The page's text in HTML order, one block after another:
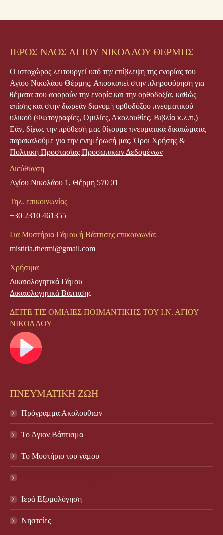
ΙΕΡΟΣ ΝΑΟΣ ΑΓΙΟΥ ΝΙΚΟΛΑΟΥ ΘΕΡΜΗΣ
Ο ιστοχώρος λειτουργεί υπό την επίβλεψη της ενορίας του
Αγίου Νικολάου Θέρμης. Αποσκοπεί στην πληροφόρηση για
θέματα που αφορούν την ενορία και την ορθοδοξία, καθώς
επίσης και στην δωρεάν διανομή ορθοδόξου πνευματικού
υλικού (Φωτογραφίες, Ομιλίες, Ακολουθίες, Βιβλία κ.λ.π.)
Εάν, δίχως την πρόθεσή μας θίγουμε πνευματικά δικαιώματα,
παρακαλούμε για την ενημέρωσή μας.Όροι Χρήσης &
Πολιτική Προστασίας Προσωπικών Δεδομένων
Διεύθυνση
Αγίου Νικολάου 1, Θέρμη 570 01
Τηλ. επικοινωνίας
+30 2310 461355
Για Μυστήρια Γάμου ή Βάπτισης επικοινωνία:
mistiria.thermi@gmail.com
Χρήσιμα
Δικαιολογητικά Γάμου
Δικαιολογητικά Βάπτισης
ΔΕΙΤΕ ΤΙΣ ΟΜΙΛΙΕΣ ΠΟΙΜΑΝΤΙΚΗΣ ΤΟΥ Ι.Ν. ΑΓΙΟΥ
ΝΙΚΟΛΑΟΥ
ΠΝΕΥΜΑΤΙΚΗ ΖΩΗ
Πρόγραμμα Ακολουθιών
Το Άγιον Βάπτισμα
Το Μυστήριο του γάμου
Ιερά Εξομολόγηση
Νηστείες